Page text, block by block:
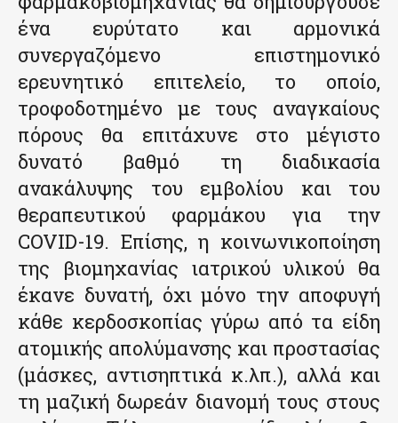
ένα ευρύτατο και αρμονικά
συνεργαζόμενο επιστημονικό
ερευνητικό επιτελείο, το οποίο,
τροφοδοτημένο με τους αναγκαίους
πόρους θα επιτάχυνε στο μέγιστο
δυνατό βαθμό τη διαδικασία
ανακάλυψης του εμβολίου και του
θεραπευτικού φαρμάκου για την
COVID-19. Επίσης, η κοινωνικοποίηση
της βιομηχανίας ιατρικού υλικού θα
έκανε δυνατή, όχι μόνο την αποφυγή
κάθε κερδοσκοπίας γύρω από τα είδη
ατομικής απολύμανσης και προστασίας
(μάσκες, αντισηπτικά κ.λπ.), αλλά και
τη μαζική δωρεάν διανομή τους στους